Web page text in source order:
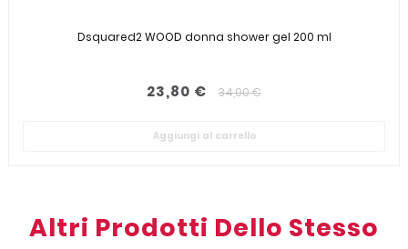
Dsquared2 WOOD donna shower gel 200 ml
23,80 € 34,00 €
Aggiungi al carrello
Altri Prodotti Dello Stesso